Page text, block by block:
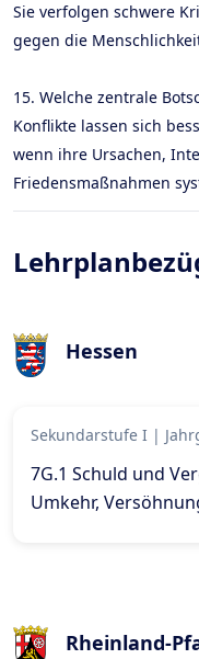
Sie verfolgen schwere
gegen die
15. Welche zentrale
Konflikte lassen sich
wenn ihre Ursachen,
Friedensmaßnahmen
Hessen
Sekundarstufe I |
7G.1 Schuld und
Umkehr,
Rheinland-